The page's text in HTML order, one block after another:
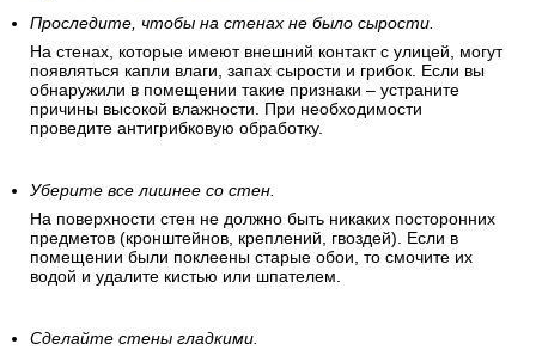
Проследите, чтобы на стенах не было сырости.
На стенах, которые имеют внешний контакт с улицей, могут
появляться капли влаги, запах сырости и грибок. Если вы
обнаружили в помещении такие признаки – устраните
причины высокой влажности. При необходимости
проведите антигрибковую обработку.
Уберите все лишнее со стен.
На поверхности стен не должно быть никаких посторонних
предметов (кронштейнов, креплений, гвоздей). Если в
помещении были поклеены старые обои, то смочите их
водой и удалите кистью или шпателем.
Сделайте стены гладкими.